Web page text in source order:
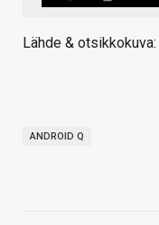
Lähde & otsikkokuva:
ANDROID Q